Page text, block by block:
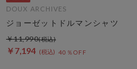
DOUX ARCHIVES
ジョーゼットドルマンシャツ
￥7,194 40％OFF
￥11,990